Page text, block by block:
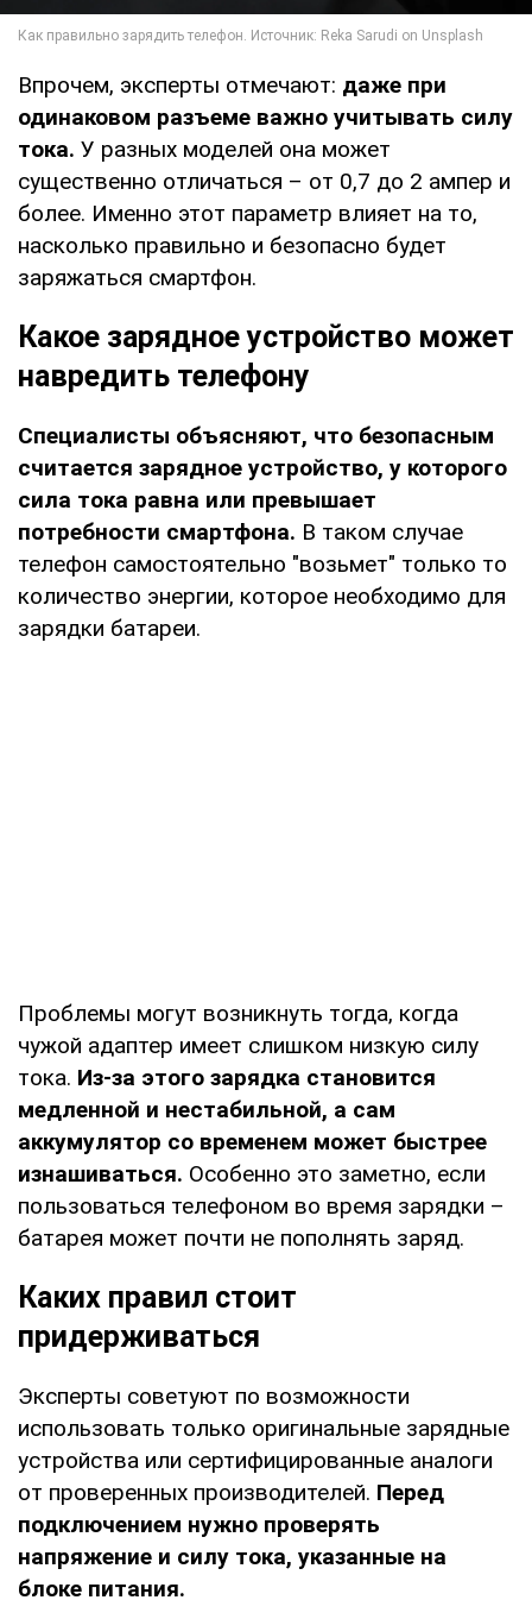
Впрочем, эксперты отмечают: даже при
одинаковом разъеме важно учитывать силу
тока. У разных моделей она может
существенно отличаться – от 0,7 до 2 ампер и
более. Именно этот параметр влияет на то,
насколько правильно и безопасно будет
заряжаться смартфон.
Какое зарядное устройство может
навредить телефону
Специалисты объясняют, что безопасным
считается зарядное устройство, у которого
сила тока равна или превышает
потребности смартфона. В таком случае
телефон самостоятельно "возьмет" только то
количество энергии, которое необходимо для
зарядки батареи.
Проблемы могут возникнуть тогда, когда
чужой адаптер имеет слишком низкую силу
тока. Из-за этого зарядка становится
медленной и нестабильной, а сам
аккумулятор со временем может быстрее
изнашиваться. Особенно это заметно, если
пользоваться телефоном во время зарядки –
батарея может почти не пополнять заряд.
Каких правил стоит
придерживаться
Эксперты советуют по возможности
использовать только оригинальные зарядные
устройства или сертифицированные аналоги
от проверенных производителей. Перед
подключением нужно проверять
напряжение и силу тока, указанные на
блоке питания.